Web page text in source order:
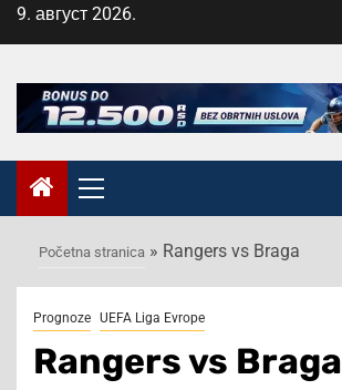
Skip9. август 2026.
Primary
Menu
Početna stranica » Rangers vs Braga
Prognoze UEFA Liga Evrope
Rangers vs Braga